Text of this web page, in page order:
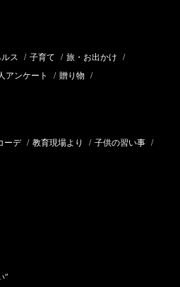
ス / 子育て / 旅・お出かけ /
アンケート / 贈り物 /
ーデ / 教育現場より / 子供の習い事 /
”